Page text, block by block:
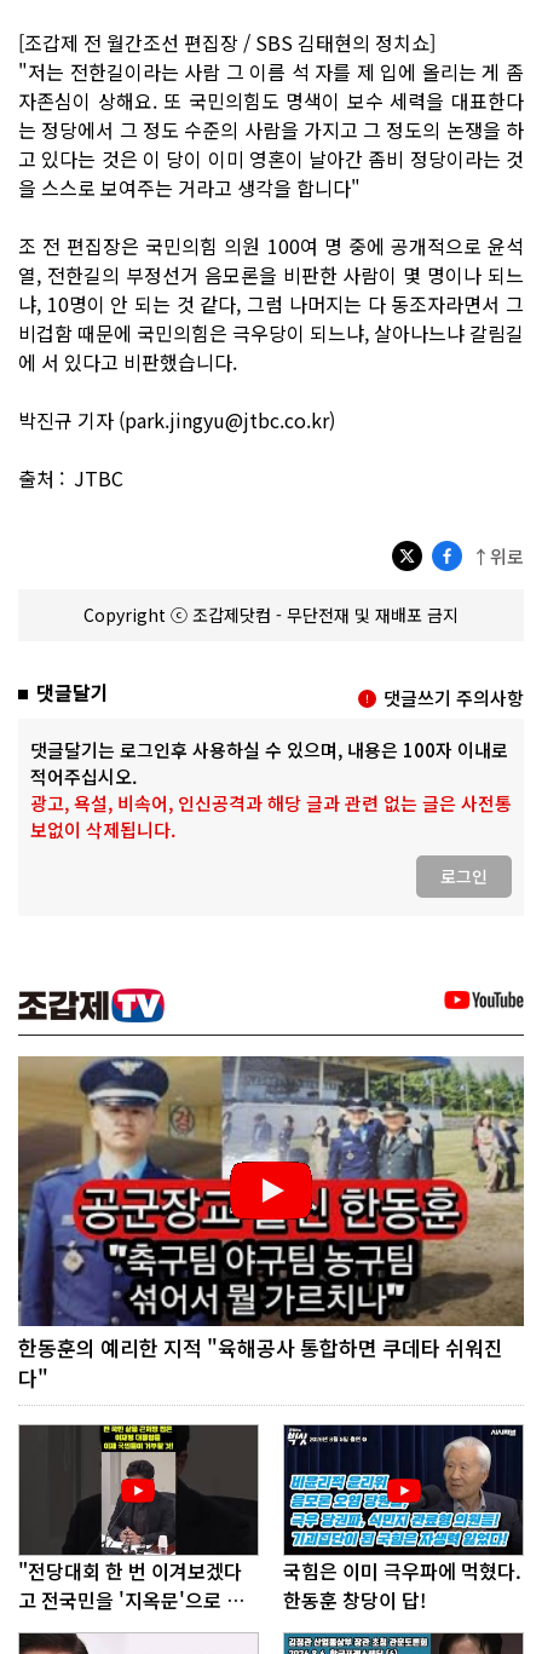
[조갑제 전 월간조선 편집장 / SBS 김태현의 정치쇼]
"저는 전한길이라는 사람 그 이름 석 자를 제 입에 올리는 게 좀
자존심이 상해요. 또 국민의힘도 명색이 보수 세력을 대표한다
는 정당에서 그 정도 수준의 사람을 가지고 그 정도의 논쟁을 하
고 있다는 것은 이 당이 이미 영혼이 날아간 좀비 정당이라는 것
을 스스로 보여주는 거라고 생각을 합니다"
조 전 편집장은 국민의힘 의원 100여 명 중에 공개적으로 윤석
열, 전한길의 부정선거 음모론을 비판한 사람이 몇 명이나 되느
냐, 10명이 안 되는 것 같다, 그럼 나머지는 다 동조자라면서 그
비겁함 때문에 국민의힘은 극우당이 되느냐, 살아나느냐 갈림길
에 서 있다고 비판했습니다.
박진규 기자 (park.jingyu@jtbc.co.kr)
출처 : JTBC
↑위로
Copyright ⓒ 조갑제닷컴 - 무단전재 및 재배포 금지
댓글달기 댓글쓰기 주의사항
댓글달기는 로그인후 사용하실 수 있으며, 내용은 100자 이내로
적어주십시오.
광고, 욕설, 비속어, 인신공격과 해당 글과 관련 없는 글은 사전통
보없이 삭제됩니다.
로그인
한동훈의 예리한 지적 "육해공사 통합하면 쿠데타 쉬워진
다"
"전당대회 한 번 이겨보겠다
고 전국민을 '지옥문'으로 밀
어!"
국힘은 이미 극우파에 먹혔다.
한동훈 창당이 답!